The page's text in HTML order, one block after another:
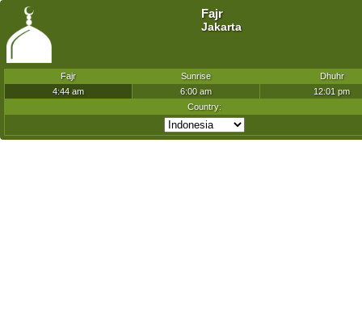
Fajr
Jakarta
Fajr Sunrise
Dhuhr
4:44 am
6:00 am
12:01 pm
Country: